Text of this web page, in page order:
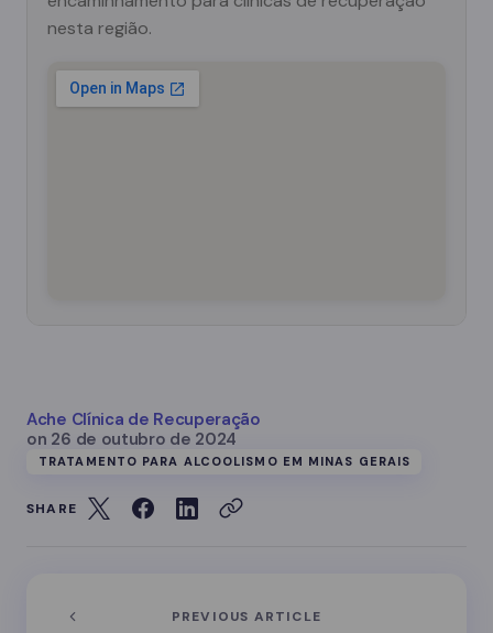
nesta região.
Ache Clínica de Recuperação
on 26 de outubro de 2024
TRATAMENTO PARA ALCOOLISMO EM MINAS GERAIS
SHARE
PREVIOUS ARTICLE